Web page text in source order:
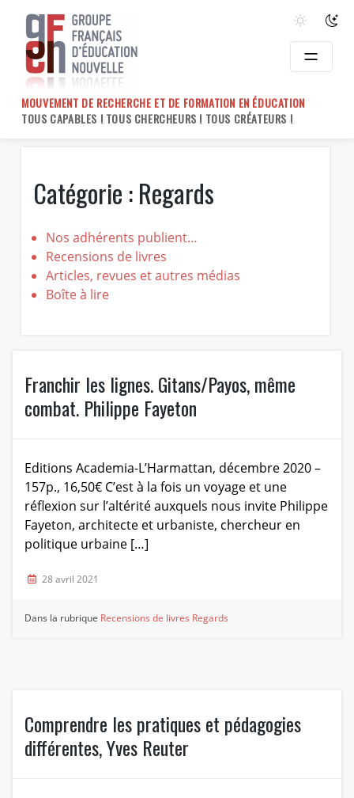
content
MOUVEMENT DE RECHERCHE ET DE FORMATION EN ÉDUCATION
TOUS CAPABLES ! TOUS CHERCHEURS ! TOUS CRÉATEURS !
Catégorie :Regards
Nos adhérents publient…
Recensions de livres
Articles, revues et autres médias
Boîte à lire
Franchir les lignes. Gitans/Payos, même
combat. Philippe Fayeton
Editions Academia-L’Harmattan, décembre 2020 –
157p., 16,50€ C’est à la fois un voyage et une
réflexion sur l’altérité auxquels nous invite Philippe
Fayeton, architecte et urbaniste, chercheur en
politique urbaine […]
28 avril 2021
Dans la rubrique Recensions de livres Regards
Comprendre les pratiques et pédagogies
différentes, Yves Reuter